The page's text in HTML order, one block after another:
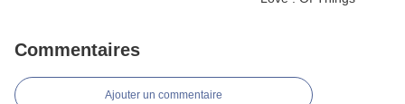
Commentaires
Ajouter un commentaire